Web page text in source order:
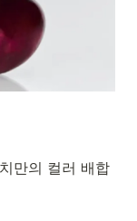
만의 컬러 배합